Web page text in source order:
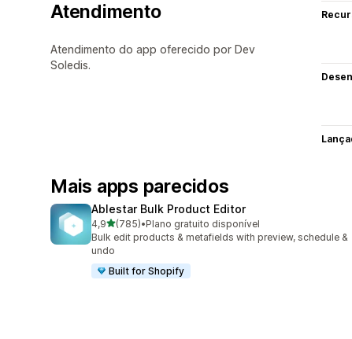
Atendimento
Atendimento do app oferecido por Dev
Soledis.
Mais apps parecidos
Ablestar Bulk Product Editor
4,9de 5 estrelas
(785)
785 avaliações ao todo
•Plano gratuito disponível
Bulk edit products & metafields with preview, schedule &
undo
Built for Shopify